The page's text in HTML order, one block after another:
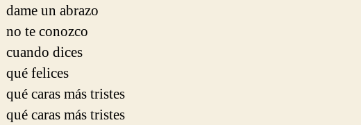
dame un abrazo
no te conozco
cuando dices
qué felices
qué caras más tristes
qué caras más tristes